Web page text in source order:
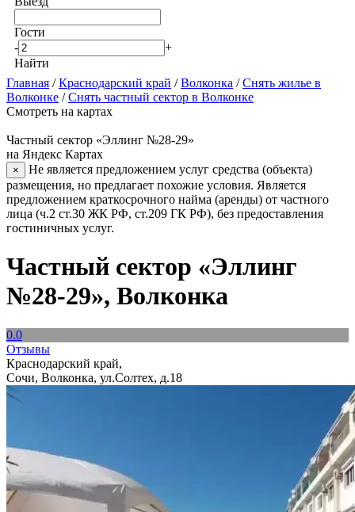
Гости
-
+
Найти
Главная /Краснодарский край /Волконка /Снять жилье в
Волконке /Снять частный сектор в Волконке
Смотреть на картах
Частный сектор «Эллинг №28-29»
на Яндекс Картах
×
Не является предложением услуг средства (объекта)
размещения, но предлагает похожие условия. Является
предложением краткосрочного найма (аренды) от частного
лица (ч.2 ст.30 ЖК РФ, ст.209 ГК РФ), без предоставления
гостиничных услуг.
Частный сектор «Эллинг
№28-29», Волконка
0.0
Отзывы
Краснодарский край,
Сочи, Волконка, ул.Солтех, д.18